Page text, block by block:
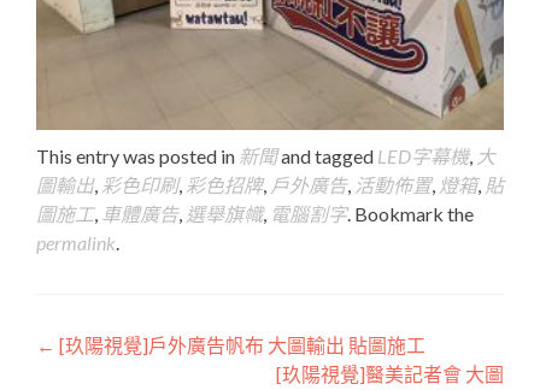
This entry was posted in 新聞and tagged LED字幕機, 大
圖輸出, 彩色印刷, 彩色招牌, 戶外廣告, 活動佈置, 燈箱, 貼
圖施工, 車體廣告, 選舉旗幟, 電腦割字. Bookmark the
permalink.
Post
← [玖陽視覺]戶外廣告帆布 大圖輸出 貼圖施工
[玖陽視覺]醫美記者會 大圖